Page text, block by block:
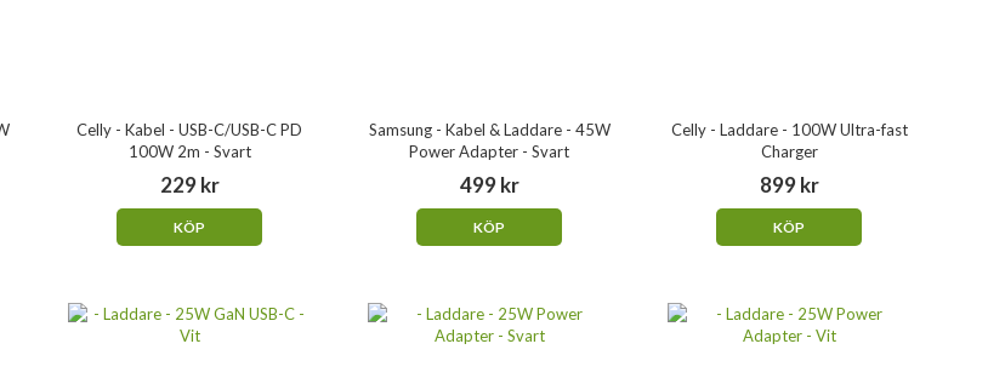
Celly - Kabel - USB-C/USB-C PD
100W 2m - Svart
229 kr
KÖP
Samsung - Kabel & Laddare - 45W
Power Adapter - Svart
499 kr
KÖP
Celly - Laddare - 100W Ultra-fast
Charger
899 kr
KÖP